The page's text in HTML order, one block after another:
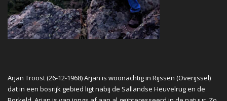
Arjan Troost (26-12-1968) Arjan is woonachtig in Rijssen (Overijssel)
dat in een bosrijk gebied ligt nabij de Sallandse Heuvelrug en de